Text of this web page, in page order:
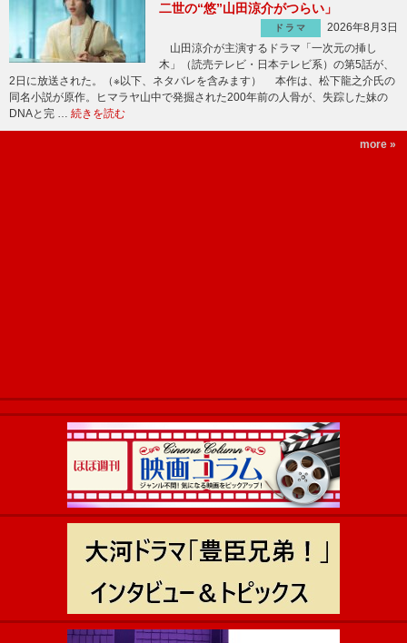
二世の“悠”山田涼介がつらい」
ドラマ
2026年8月3日
山田涼介が主演するドラマ「一次元の挿し
木」（読売テレビ・日本テレビ系）の第5話が、
2日に放送された。（※以下、ネタバレを含みます） 本作は、松下龍之介氏の
同名小説が原作。ヒマラヤ山中で発掘された200年前の人骨が、失踪した妹の
DNAと完 … 続きを読む
more »